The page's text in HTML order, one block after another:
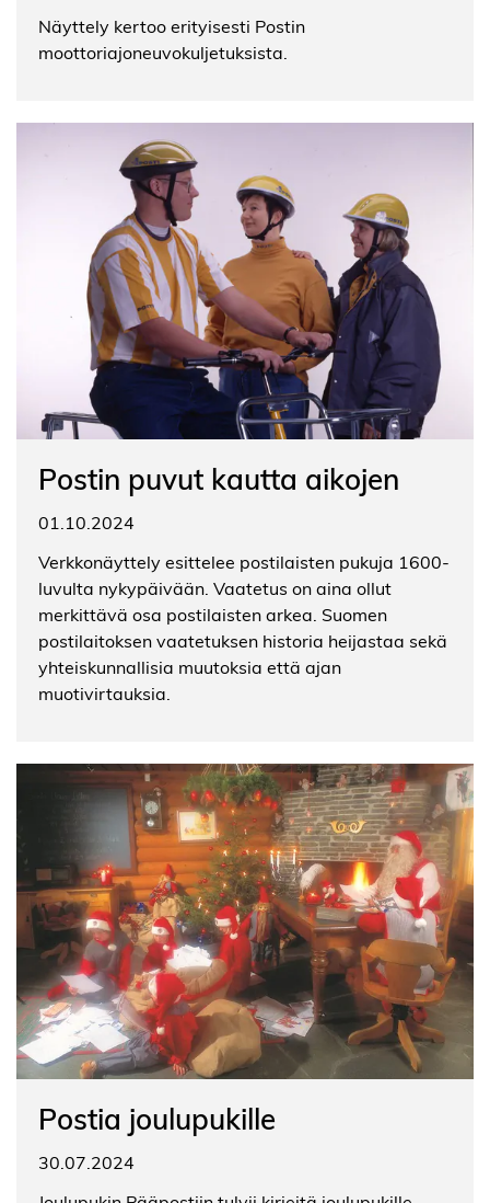
Näyttely kertoo erityisesti Postin
moottoriajoneuvokuljetuksista.
Postin puvut kautta aikojen
01.10.2024
Verkkonäyttely esittelee postilaisten pukuja 1600-
luvulta nykypäivään. Vaatetus on aina ollut
merkittävä osa postilaisten arkea. Suomen
postilaitoksen vaatetuksen historia heijastaa sekä
yhteiskunnallisia muutoksia että ajan
muotivirtauksia.
Postia joulupukille
30.07.2024